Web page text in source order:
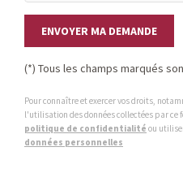
ENVOYER MA DEMANDE
(*) Tous les champs marqués
Pour connaître et exercer vos droits,
l'utilisation des données collectées par
politique de confidentialité ou
données personnelles